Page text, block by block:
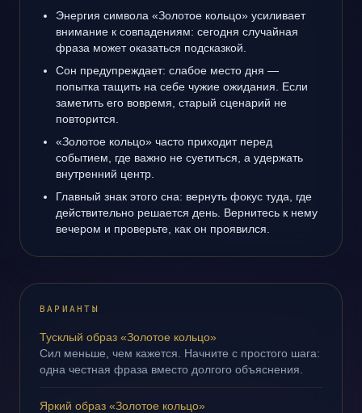
Энергия символа «Золотое кольцо» усиливает
внимание к совпадениям: сегодня случайная
фраза может оказаться подсказкой.
Сон предупреждает: слабое место дня —
попытка тащить на себе чужие ожидания. Если
заметить его вовремя, старый сценарий не
повторится.
«Золотое кольцо» часто приходит перед
событием, где важно не суетиться, а удержать
внутренний центр.
Главный знак этого сна: вернуть фокус туда, где
действительно решается день. Вернитесь к нему
вечером и проверьте, как он проявился.
ВАРИАНТЫ
Тусклый образ «Золотое кольцо»
Сил меньше, чем кажется. Начните с простого шага:
одна честная фраза вместо долгого объяснения.
Яркий образ «Золотое кольцо»